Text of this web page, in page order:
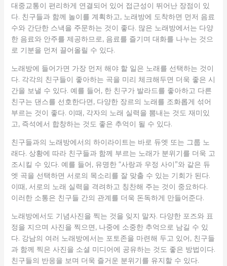
대중교통이 편리하게 연결되어 있어 접근성이 뛰어난 장점이 있
다. 친구들과 함께 놀이를 계획하고, 노래방에 도착하면 먼저 음료
수와 간단한 스낵을 주문하는 것이 좋다. 많은 노래방에서는 다양
한 음료와 안주를 제공하므로, 음료를 즐기며 대화를 나누는 것으
로 기분을 먼저 끌어올릴 수 있다.
노래방에 들어가면 가장 먼저 해야 할 일은 노래를 선택하는 것이
다. 각각의 친구들이 좋아하는 곡을 미리 체크해두면 더욱 좋은 시
간을 보낼 수 있다. 예를 들어, 한 친구가 발라드를 좋아하고 다른
친구는 댄스를 선호한다면, 다양한 장르의 노래를 조화롭게 섞어
부르는 것이 좋다. 이때, 각자의 노래 실력을 뽐내는 것도 재미있
고, 즉석에서 합창하는 것도 좋은 추억이 될 수 있다.
친구들과의 노래방에서의 하이라이트는 바로 듀엣 또는 그룹 노
래다. 상황에 따라 친구들과 함께 부르는 노래가 분위기를 더욱 고
조시킬 수 있다. 예를 들어, 유명한 “사랑과 우정 사이”와 같은 듀
엣 곡을 선택하면 서로의 목소리를 잘 맞출 수 있는 기회가 된다.
이때, 서로의 노래 실력을 격려하고 칭찬해 주는 것이 중요하다.
이러한 소통은 친구들 간의 관계를 더욱 돈독하게 만들어준다.
노래방에서도 기념사진을 찍는 것을 잊지 말자. 다양한 포즈와 표
정을 지으며 사진을 찍으면, 나중에 소중한 추억으로 남길 수 있
다. 강남의 여러 노래방에서는 포토존을 마련해 두고 있어, 친구들
과 함께 찍은 사진을 소셜 미디어에 공유하는 것도 좋은 방법이다.
친구들의 반응을 보며 더욱 즐거운 분위기를 유지할 수 있다.